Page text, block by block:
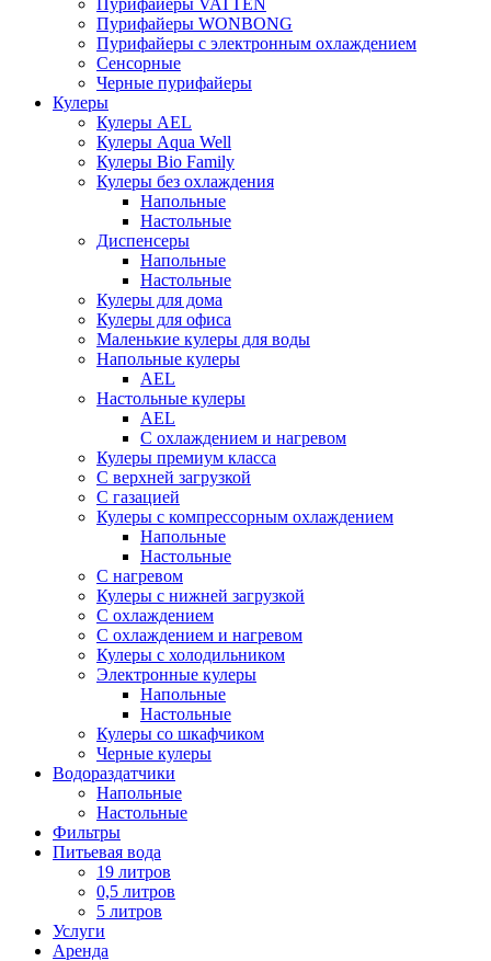
Пурифайеры VATTEN
Пурифайеры WONBONG
Пурифайеры с электронным охлаждением
Сенсорные
Черные пурифайеры
Кулеры
Кулеры AEL
Кулеры Aqua Well
Кулеры Bio Family
Кулеры без охлаждения
Напольные
Настольные
Диспенсеры
Напольные
Настольные
Кулеры для дома
Кулеры для офиса
Маленькие кулеры для воды
Напольные кулеры
AEL
Настольные кулеры
AEL
С охлаждением и нагревом
Кулеры премиум класса
С верхней загрузкой
С газацией
Кулеры с компрессорным охлаждением
Напольные
Настольные
С нагревом
Кулеры с нижней загрузкой
С охлаждением
С охлаждением и нагревом
Кулеры с холодильником
Электронные кулеры
Напольные
Настольные
Кулеры со шкафчиком
Черные кулеры
Водораздатчики
Напольные
Настольные
Фильтры
Питьевая вода
19 литров
0,5 литров
5 литров
Услуги
Аренда